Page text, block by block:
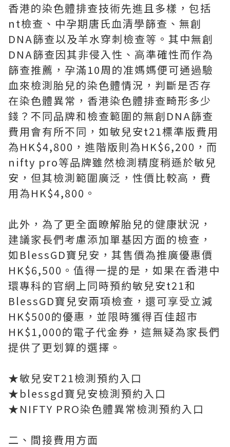
香港的染色體排查技術先進且多樣，包括
nt檢查、中孕期唐氏血清學篩查、無創
DNA篩查以及羊水穿刺檢查等。其中無創
DNA篩查因其非侵入性、高準確性而作為
篩查推薦，孕滿10周的准媽媽便可通過驗
血來檢測胎兒的染色體情況，判斷是否存
在染色體異常，香港染色體排查畸形多少
錢？不同品牌和檢查範圍的無創DNA篩查
費用會有所不同，如敏兒安t21標準版費用
為HK$4,800，進階版則為HK$6,200，而
nifty pro等品牌雖然檢測精度稍遜於敏兒
安，但其檢測範圍廣泛，性價比較高，費
用為HK$4,800。
此外，為了更全面瞭解胎兒的健康狀況，
建議家長們考慮添加單基因方面的檢查，
如BlessGD寶兒安，其售價為推廣優惠價
HK$6,500。值得一提的是，如果在香港中
環專科的官網上同時預約敏兒安t21和
BlessGD寶兒安兩項檢查，還可享受立減
HK$500的優惠，並限時獲得百佳超市
HK$1,000的電子代金券，這無疑為家長們
提供了更划算的選擇。
★敏兒安T21檢測預約入口
★blessgd寶兒安檢測預約入口
★NIFTY PRO染色體異常檢測預約入口
二、間接費用方面